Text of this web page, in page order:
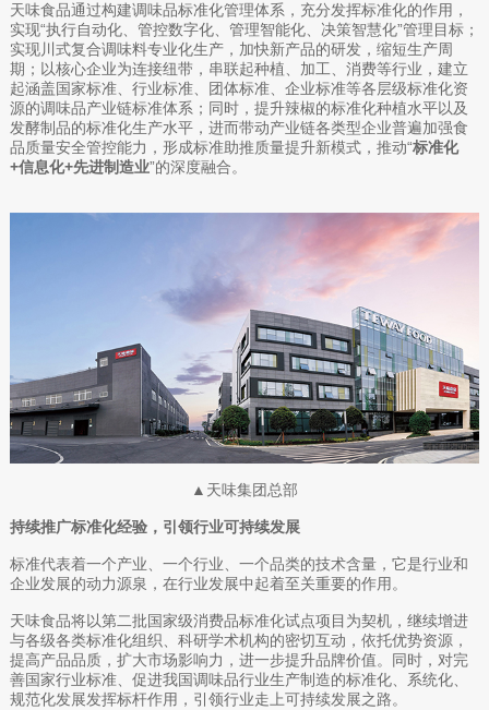
天味食品通过构建调味品标准化管理体系，充分发挥标准化的作用，
实现“执行自动化、管控数字化、管理智能化、决策智慧化”管理目标；
实现川式复合调味料专业化生产，加快新产品的研发，缩短生产周
期；以核心企业为连接纽带，串联起种植、加工、消费等行业，建立
起涵盖国家标准、行业标准、团体标准、企业标准等各层级标准化资
源的调味品产业链标准体系；同时，提升辣椒的标准化种植水平以及
发酵制品的标准化生产水平，进而带动产业链各类型企业普遍加强食
品质量安全管控能力，形成标准助推质量提升新模式，推动“标准化
+信息化+先进制造业”的深度融合。
▲天味集团总部
持续推广标准化经验，引领行业可持续发展
标准代表着一个产业、一个行业、一个品类的技术含量，它是行业和
企业发展的动力源泉，在行业发展中起着至关重要的作用。
天味食品将以第二批国家级消费品标准化试点项目为契机，继续增进
与各级各类标准化组织、科研学术机构的密切互动，依托优势资源，
提高产品品质，扩大市场影响力，进一步提升品牌价值。同时，对完
善国家行业标准、促进我国调味品行业生产制造的标准化、系统化、
规范化发展发挥标杆作用，引领行业走上可持续发展之路。